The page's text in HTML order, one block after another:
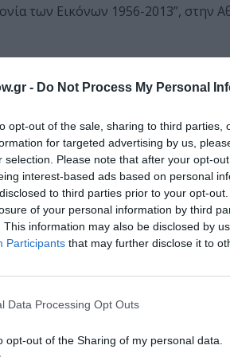
- Do Not Process My Personal
opt-out of the sale, sharing to third parties,
for targeted advertising by us,
selection. Please note that after your opt-
interest-based ads based on personal
to third parties prior to your opt-
of your personal information by third
This information may also be disclosed by
Participants that may further disclose it to
Data Processing Opt Outs
opt-out of the Sharing of my personal data.
των Εικόνων 1956-2013”, στην
πρώτοι όλες τις ειδήσεις
στο
ΕΚΘΕΣΗ ΖΩΓΡΑΦΙΚΗΣ
και τον Πολιτισμό!